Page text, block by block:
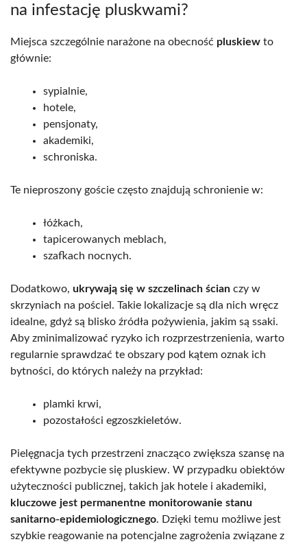
na infestację pluskwami?
Miejsca szczególnie narażone na obecność pluskiew to
głównie:
sypialnie,
hotele,
pensjonaty,
akademiki,
schroniska.
Te nieproszony goście często znajdują schronienie w:
łóżkach,
tapicerowanych meblach,
szafkach nocnych.
Dodatkowo, ukrywają się w szczelinach ścian czy w
skrzyniach na pościel. Takie lokalizacje są dla nich wręcz
idealne, gdyż są blisko źródła pożywienia, jakim są ssaki.
Aby zminimalizować ryzyko ich rozprzestrzenienia, warto
regularnie sprawdzać te obszary pod kątem oznak ich
bytności, do których należy na przykład:
plamki krwi,
pozostałości egzoszkieletów.
Pielęgnacja tych przestrzeni znacząco zwiększa szansę na
efektywne pozbycie się pluskiew. W przypadku obiektów
użyteczności publicznej, takich jak hotele i akademiki,
kluczowe jest permanentne monitorowanie stanu
sanitarno-epidemiologicznego. Dzięki temu możliwe jest
szybkie reagowanie na potencjalne zagrożenia związane z